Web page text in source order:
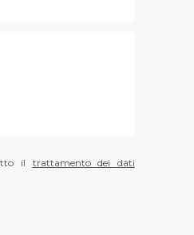
il trattamento dei dati